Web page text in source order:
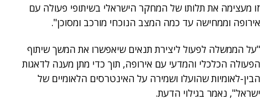
זו מעצימה את תלותו של המחקר הישראלי בשיתופי פעולה עם
אירופה וממחישה עד כמה המצב הנוכחי מורכב ומסוכן".
"על הממשלה לפעול ליצירת תנאים שיאפשרו את המשך שיתוף
הפעולה הכלכלי והמדעי עם אירופה, תוך כדי מתן מענה לדאגות
הבין-לאומיות שהועלו ושמירה על האינטרסים הלאומיים של
ישראל", נאמר בגילוי הדעת.